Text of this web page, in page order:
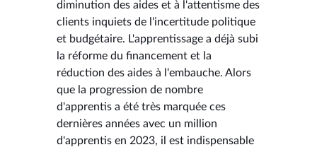
diminution des aides et à l'attentisme des
clients inquiets de l'incertitude politique
et budgétaire. L'apprentissage a déjà subi
la réforme du financement et la
réduction des aides à l'embauche. Alors
que la progression de nombre
d'apprentis a été très marquée ces
dernières années avec un million
d'apprentis en 2023, il est indispensable